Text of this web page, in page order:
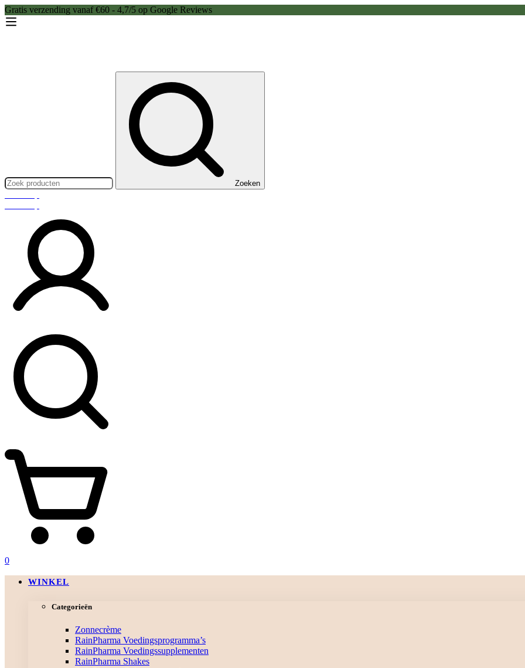
Gratis verzending vanaf €60 - 4,7/5 op Google Reviews
Zoeken
0
WINKEL
Categorieën
Zonnecrème
RainPharma Voedingsprogramma’s
RainPharma Voedingssupplementen
RainPharma Shakes